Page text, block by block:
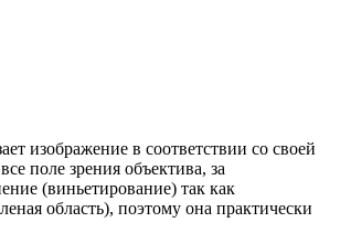
изображение в соответствии со своей
поле зрения объектива, за
(виньетирование) так как
область), поэтому она практически